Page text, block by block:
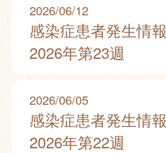
2026/06/12
感染症患者発生情報
2026年第23週
2026/06/05
感染症患者発生情報
2026年第22週